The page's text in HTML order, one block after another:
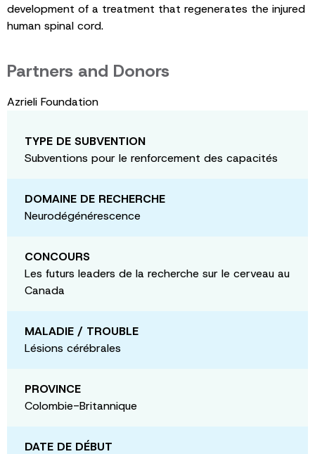
development of a treatment that regenerates the injured
human spinal cord.
Partners and Donors
Azrieli Foundation
TYPE DE SUBVENTION
Subventions pour le renforcement des capacités
DOMAINE DE RECHERCHE
Neurodégénérescence
CONCOURS
Les futurs leaders de la recherche sur le cerveau au
Canada
MALADIE / TROUBLE
Lésions cérébrales
PROVINCE
Colombie-Britannique
DATE DE DÉBUT